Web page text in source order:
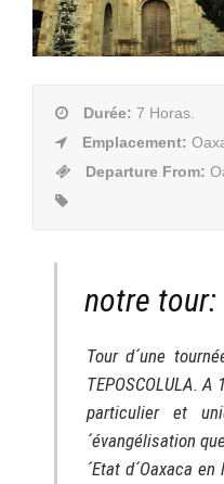
Durée: 7 Horas.
Emplacement:
Departure From:
notre tour:
Tour d´une
TEPOSCOLULA.
particulier et
´évangélisation
´Etat d´Oaxaca